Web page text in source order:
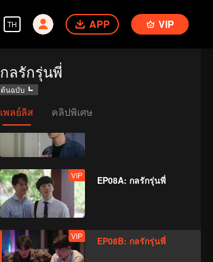
TH APP VIP
กลรักรุ่นพี่
ต้นฉบับ
เพลย์ลิส คลิปพิเศษ
VIP
VIP EP08A: กลรักรุ่นพี่
VIP EP08B: กลรักรุ่นพี่